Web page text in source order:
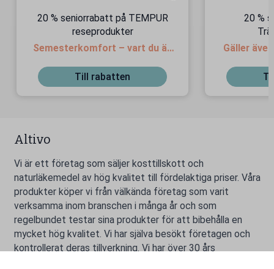
Altivo
Vi är ett företag som säljer kosttillskott och
naturläkemedel av hög kvalitet till fördelaktiga priser. Våra
produkter köper vi från välkända företag som varit
verksamma inom branschen i många år och som
regelbundet testar sina produkter för att bibehålla en
mycket hög kvalitet. Vi har själva besökt företagen och
kontrollerat deras tillverkning. Vi har över 30 års
20 % seniorrabatt på TEMPUR
reseprodukter
Semesterkomfort – vart du än
Till rabatten
20 %
Gäller